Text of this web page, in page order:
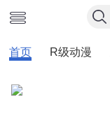
首页 R级动漫